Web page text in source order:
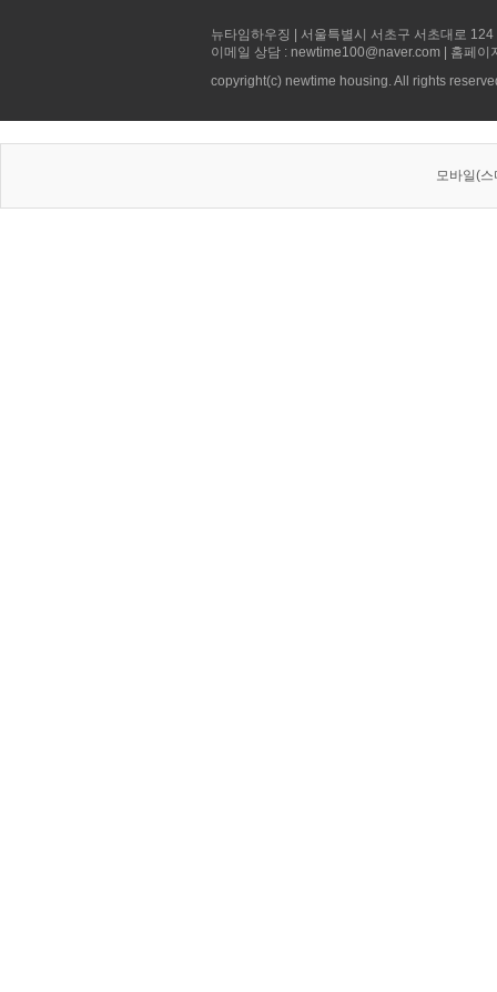
뉴타임하우징 | 서울특별시 서초구 서초대로
이메일 상담 : newtime100@naver.com | 홈페
copyright(c) newtime housing. All rights
모바일(